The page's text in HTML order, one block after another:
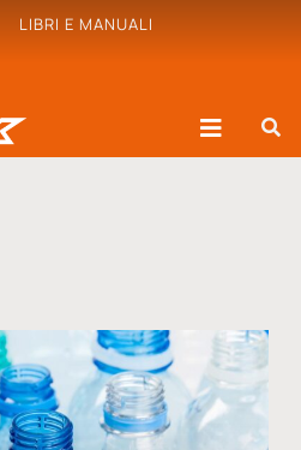
LIBRI E MANUALI